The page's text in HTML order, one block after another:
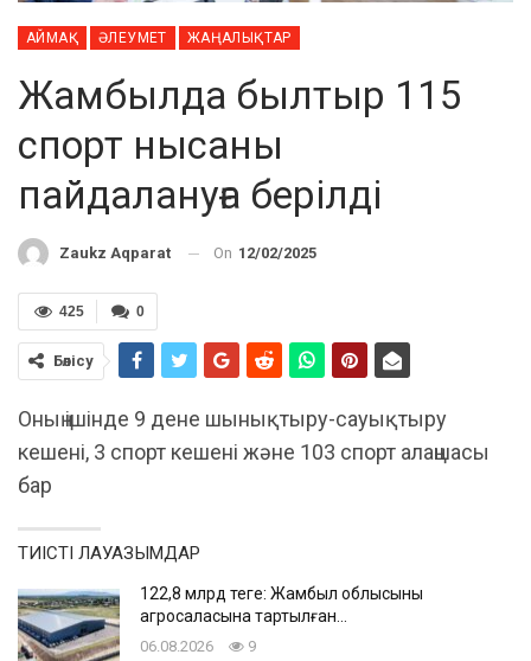
АЙМАҚ ӘЛЕУМЕТ ЖАҢАЛЫҚТАР
Жамбылда былтыр 115
спорт нысаны
пайдалануға берілді
Zaukz Aqparat On 12/02/2025
0
425
Бөлісу
Оның ішінде 9 дене шынықтыру-сауықтыру
кешені, 3 спорт кешені және 103 спорт алаңшасы
бар
ТИІСТІ ЛАУАЗЫМДАР
122,8 млрд теңге: Жамбыл облысының
агросаласына тартылған…
06.08.2026 9